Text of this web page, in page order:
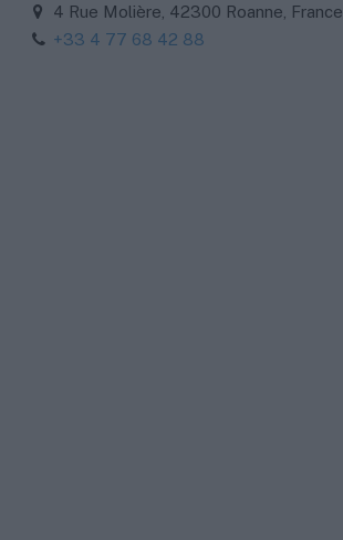
4 Rue Molière, 42300 Roanne, France
+33 4 77 68 42 88